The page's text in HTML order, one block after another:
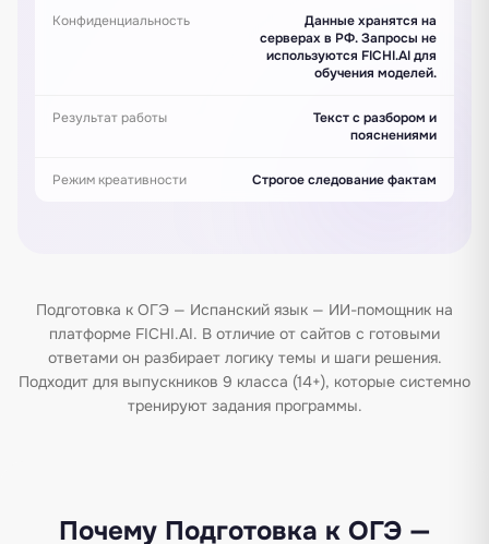
Конфиденциальность
Данные хранятся на
серверах в РФ. Запросы не
используются FICHI.AI для
обучения моделей.
Результат работы
Текст с разбором и
пояснениями
Режим креативности Строгое следование фактам
Подготовка к ОГЭ — Испанский язык — ИИ-помощник на
платформе FICHI.AI. В отличие от сайтов с готовыми
ответами он разбирает логику темы и шаги решения.
Подходит для выпускников 9 класса (14+), которые системно
тренируют задания программы.
Почему Подготовка к ОГЭ —